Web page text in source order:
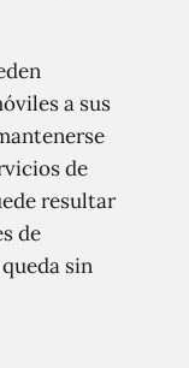
a sus
de
resultar
de
sin